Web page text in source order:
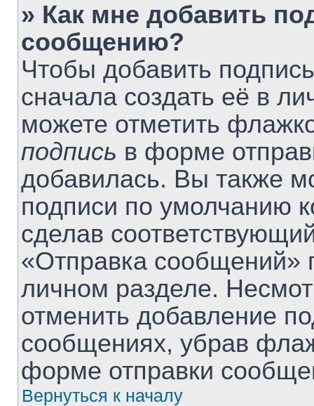
» Как мне добавить
сообщению?
Чтобы добавить
сначала создать её в
можете отметить
подпись в форме
добавилась. Вы также
подписи по умолчанию
сделав
«Отправка сообщений»
личном разделе.
отменить добавление
сообщениях, убрав
форме отправки
Вернуться к началу